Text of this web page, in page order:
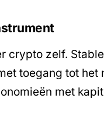
crypto zelf.
toegang tot
met